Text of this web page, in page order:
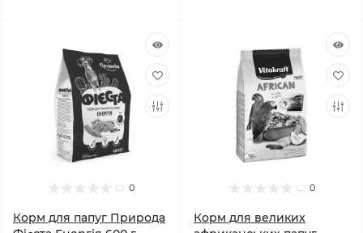
0
Корм для папуг Природа
0
Корм для великих